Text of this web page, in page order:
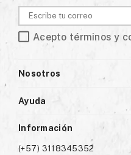
Acepto términos y
Nosotros
Ayuda
Información
(+57) 3118345352